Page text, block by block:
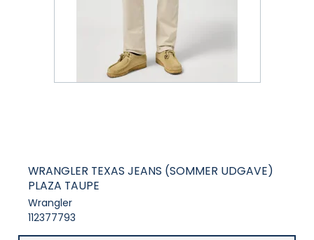
WRANGLER TEXAS JEANS (SOMMER UDGAVE)
PLAZA TAUPE
Wrangler
112377793